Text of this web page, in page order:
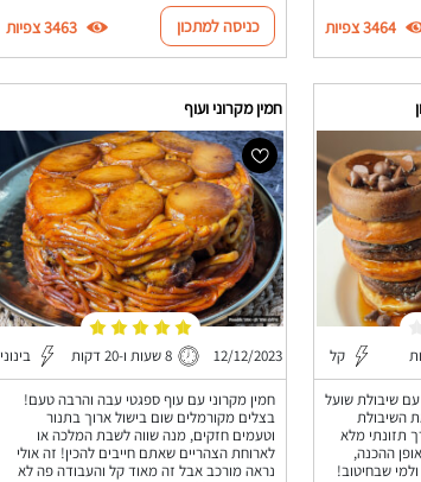
3464 צפיות כניסה למתכון 3463 צפיות
קל
עם שיבולת שועל
השיבולת
תזונתי מלא
ההכנה,
שבחיטוב!
חמין מקרוני ועוף
12/12/2023 8 שעות ו-20 דקות בינוני
חמין מקרוני עם עוף ספגטי עבה והרבה טעם!
בצלים מקורמלים שום בישול ארוך בתנור
וטעמים חזקים, מנה שווה לשבת המלכה או
לארוחת הצהריים שאתם חייבים להכין! זה אולי
נראה מורכב אבל זה מאוד קל והעבודה פה לא